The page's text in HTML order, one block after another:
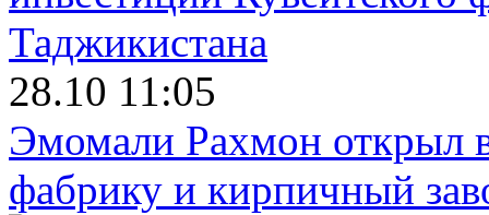
28.10 11:05
Эмомали Рахмон открыл
фабрику и кирпичный